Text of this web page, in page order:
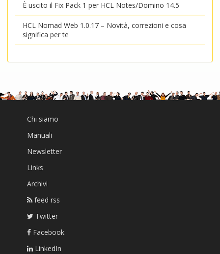
È uscito il Fix Pack 1 per HCL Notes/Domino 14.5
HCL Nomad Web 1.0.17 – Novità, correzioni e cosa
significa per te
Chi siamo
Manuali
Newsletter
Links
Archivi
feed rss
Twitter
Facebook
LinkedIn